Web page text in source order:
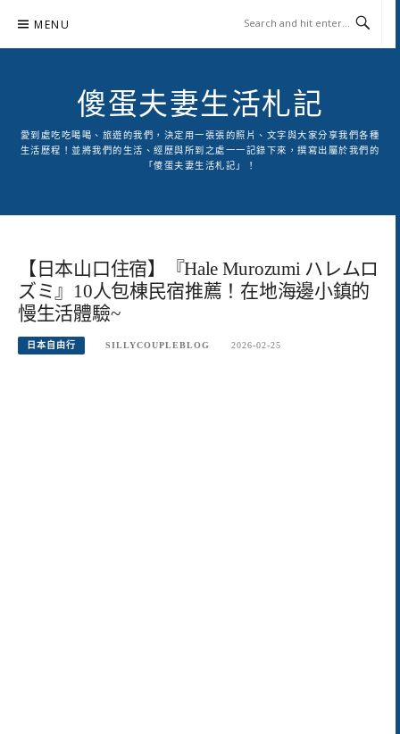
content
MENU
傻蛋夫妻生活札記
愛到處吃吃喝喝、旅遊的我們，決定用一張張的照片、文字與大家分享我們各種
生活歷程！並將我們的生活、經歷與所到之處一一記錄下來，撰寫出屬於我們的
「傻蛋夫妻生活札記」！
【日本山口住宿】『Hale Murozumi ハレムロ
ズミ』10人包棟民宿推薦！在地海邊小鎮的
慢生活體驗~
日本自由行 SILLYCOUPLEBLOG 2026-02-25